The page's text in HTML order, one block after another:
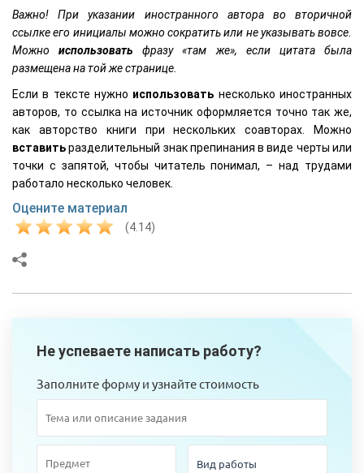
Важно! При указании иностранного автора во вторичной
ссылке его инициалы можно сократить или не указывать вовсе.
Можноиспользовать фразу «там же», если цитата была
размещена на той же странице.
Если в тексте нужно использовать несколько иностранных
авторов, то ссылка на источник оформляется точно так же,
как авторство книги при нескольких соавторах. Можно
вставитьразделительный знак препинания в виде черты или
точки с запятой, чтобы читатель понимал, – над трудами
работало несколько человек.
Оцените материал
(4.14)
Не успеваете написать работу?
Заполните форму и узнайте стоимость